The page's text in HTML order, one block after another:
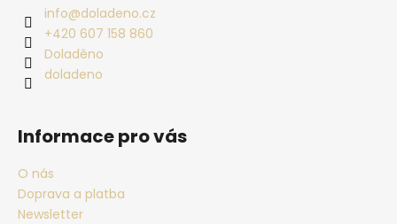
info@doladeno.cz
+420 607 158 860
Doladěno
doladeno
Informace pro vás
O nás
Doprava a platba
Newsletter